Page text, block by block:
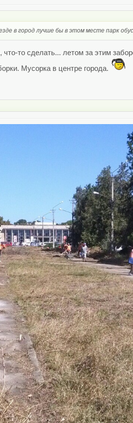
в город лучше бы в этом месте парк
что-то сделать... летом за этим
Мусорка в центре города.